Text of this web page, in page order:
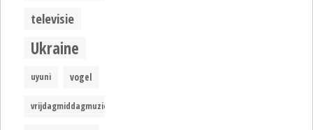
televisie
Ukraine
uyuni vogel
vrijdagmiddagmuziek